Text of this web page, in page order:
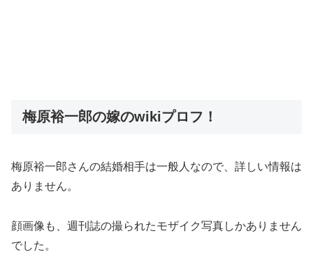
梅原裕一郎の嫁のwikiプロフ！
梅原裕一郎さんの結婚相手は一般人なので、詳しい情報は
ありません。
顔画像も、週刊誌の撮られたモザイク写真しかありません
でした。